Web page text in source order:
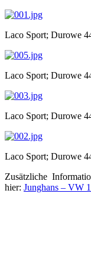
Laco Sport; Durowe
Laco Sport; Durowe
Laco Sport; Durowe
Laco Sport; Durowe
Zusätzliche
hier: Junghans – VW